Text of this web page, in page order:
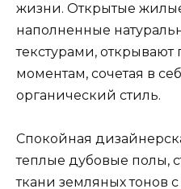
жизни. Открытые
наполненные
текстурами,
моментам, сочетая в
органический стиль.
Спокойная
теплые дубовые полы,
ткани земляных тонов